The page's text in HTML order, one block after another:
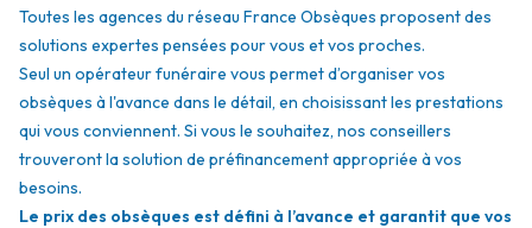
Toutes les agences du réseau France Obsèques proposent des
solutions expertes pensées pour vous et vos proches.
Seul un opérateur funéraire vous permet d’organiser vos
obsèques à l'avance dans le détail, en choisissant les prestations
qui vous conviennent. Si vous le souhaitez, nos conseillers
trouveront la solution de préfinancement appropriée à vos
besoins.
Le prix des obsèques est défini à l’avance et garantit que vos